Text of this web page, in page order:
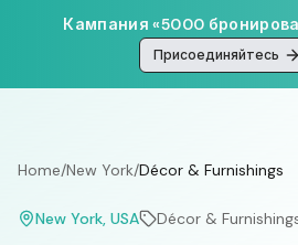
Кампания «5000
Присоединяйтесь
Home/New York/Décor & Furnishings
New York, USA Décor &